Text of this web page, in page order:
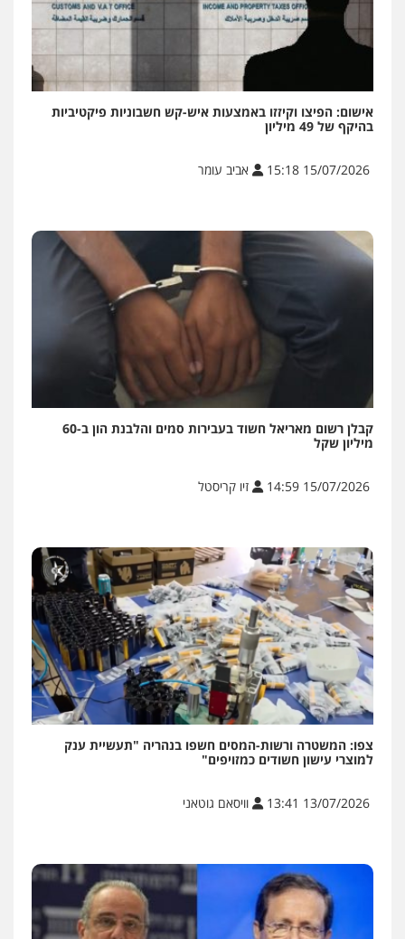
אישום: הפיצו וקיזזו באמצעות איש-קש חשבוניות פיקטיביות
בהיקף של 49 מיליון
15/07/2026 15:18 אביב עומר
קבלן רשום מאריאל חשוד בעבירות סמים והלבנת הון ב-60
מיליון שקל
15/07/2026 14:59 זיו קריסטל
צפו: המשטרה ורשות-המסים חשפו בנהריה "תעשיית ענק
למוצרי עישון חשודים כמזויפים"
13/07/2026 13:41 וויסאם גוטאני